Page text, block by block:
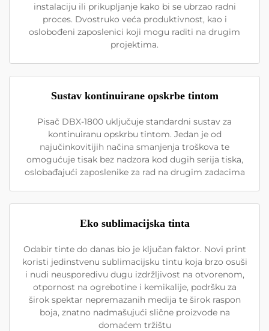
instalaciju ili prikupljanje kako bi se ubrzao radni
proces. Dvostruko veća produktivnost, kao i
oslobođeni zaposlenici koji mogu raditi na drugim
projektima.
Sustav kontinuirane opskrbe tintom
Pisač DBX-1800 uključuje standardni sustav za
kontinuiranu opskrbu tintom. Jedan je od
najučinkovitijih načina smanjenja troškova te
omogućuje tisak bez nadzora kod dugih serija tiska,
oslobađajući zaposlenike za rad na drugim zadacima
Eko sublimacijska tinta
Odabir tinte do danas bio je ključan faktor. Novi print
koristi jedinstvenu sublimacijsku tintu koja brzo osuši
i nudi neusporedivu dugu izdržljivost na otvorenom,
otpornost na ogrebotine i kemikalije, podršku za
širok spektar nepremazanih medija te širok raspon
boja, znatno nadmašujući slične proizvode na
domaćem tržištu